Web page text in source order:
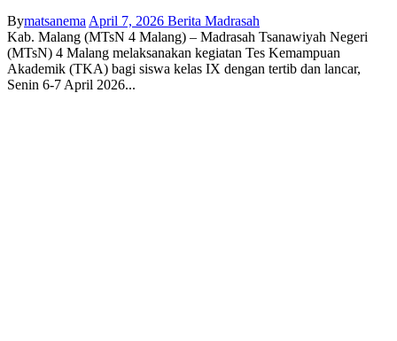
BymatsanemaApril 7, 2026 Berita Madrasah
Kab. Malang (MTsN 4 Malang) – Madrasah Tsanawiyah Negeri
(MTsN) 4 Malang melaksanakan kegiatan Tes Kemampuan
Akademik (TKA) bagi siswa kelas IX dengan tertib dan lancar,
Senin 6-7 April 2026...